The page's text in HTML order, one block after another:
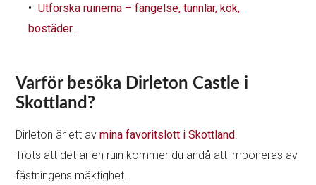
Utforska ruinerna – fängelse, tunnlar, kök,
bostäder…
Varför besöka Dirleton Castle i
Skottland?
Dirleton är ett avmina favoritslott i Skottland
Trots att det är en ruin kommer du ändå att imponeras av
fästningens mäktighet.